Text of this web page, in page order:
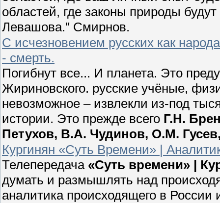
областей, где законы природы
Левашова." Смирнов.
С исчезновением русских как
- смерть.
Погибнут все... И планета. Это
Жириновского. русские учёные,
невозможное – извлекли из-под
истории. Это прежде всего Г.Н.
Петухов, В.А. Чудинов, О.М.
Кургинян «Суть Времени» |
Телепередача «Суть времени» |
думать и размышлять над
аналитика происходящего в России